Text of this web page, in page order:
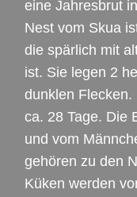
eine Jahresbrut
Nest vom Skua
die spärlich mit
ist. Sie legen 2
dunklen
ca. 28 Tage. Die
und vom
gehören zu den
Küken werden